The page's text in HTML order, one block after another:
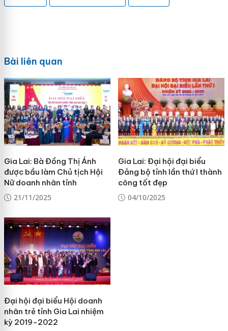
Bài liên quan
Gia Lai: Bà Đồng Thị Ánh
được bầu làm Chủ tịch Hội
Nữ doanh nhân tỉnh
21/11/2025
Gia Lai: Đại hội đại biểu
Đảng bộ tỉnh lần thứ I thành
công tốt đẹp
04/10/2025
Đại hội đại biểu Hội doanh
nhân trẻ tỉnh Gia Lai nhiệm
kỳ 2019-2022